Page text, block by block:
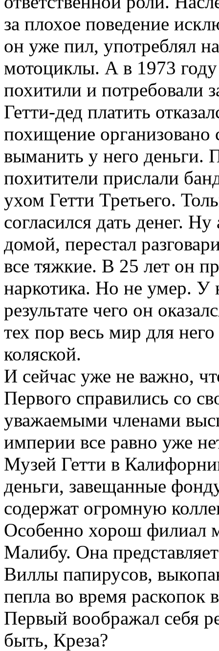
за плохое поведение
он уже пил, употреблял
мотоциклы. А в 1973 году
похитили и потребовали
Гетти-дед платить
похищение
выманить у него деньги.
похитители прислали
ухом Гетти Третьего.
согласился дать денег.
домой, перестал
все тяжкие. В 25 лет он
наркотика. Но не умер. У
результате чего он
тех пор весь мир для
коляской.
И сейчас уже не важно,
Первого справились со
уважаемыми членами
империи все равно уже
Музей Гетти в
деньги, завещанные
содержат огромную
Особенно хорош филиал
Малибу. Она
Виллы папирусов,
пепла во время раскопок
Первый воображал себя
быть, Креза?